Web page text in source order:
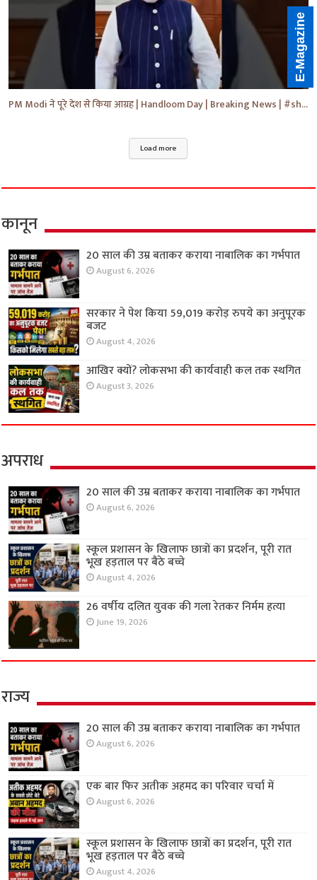
PM Modi ने पूरे देश से किया आग्रह | Handloom Day | Breaking News | #shorts #yt #news #ytnews
Load more
कानून
20 साल की उम्र बताकर कराया नाबालिक का गर्भपात
August 6, 2026
सरकार ने पेश किया 59,019 करोड़ रुपये का अनुपूरक
बजट
August 4, 2026
आखिर क्यों? लोकसभा की कार्यवाही कल तक स्थगित
August 3, 2026
अपराध
20 साल की उम्र बताकर कराया नाबालिक का गर्भपात
August 6, 2026
स्कूल प्रशासन के खिलाफ छात्रों का प्रदर्शन, पूरी रात
भूख हड़ताल पर बैठे बच्चे
August 4, 2026
26 वर्षीय दलित युवक की गला रेतकर निर्मम हत्या
June 19, 2026
राज्य
20 साल की उम्र बताकर कराया नाबालिक का गर्भपात
August 6, 2026
एक बार फिर अतीक अहमद का परिवार चर्चा में
August 6, 2026
स्कूल प्रशासन के खिलाफ छात्रों का प्रदर्शन, पूरी रात
भूख हड़ताल पर बैठे बच्चे
August 4, 2026
E-Magazine